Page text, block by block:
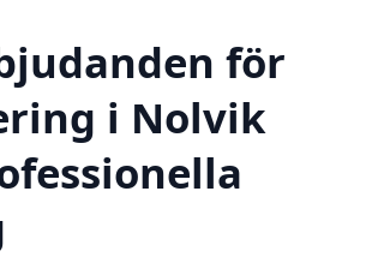
för
i Nolvik